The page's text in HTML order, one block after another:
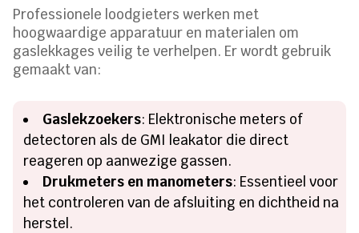
Professionele loodgieters werken met
hoogwaardige apparatuur en materialen om
gaslekkages veilig te verhelpen. Er wordt gebruik
gemaakt van:
Gaslekzoekers: Elektronische meters of
detectoren als de GMI leakator die direct
reageren op aanwezige gassen.
Drukmeters en manometers: Essentieel voor
het controleren van de afsluiting en dichtheid na
herstel.